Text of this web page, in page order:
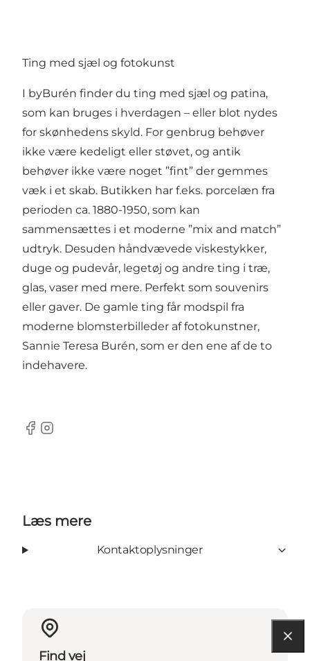
Ting med sjæl og fotokunst
I byBurén finder du ting med sjæl og patina,
som kan bruges i hverdagen – eller blot nydes
for skønhedens skyld. For genbrug behøver
ikke være kedeligt eller støvet, og antik
behøver ikke være noget ”fint” der gemmes
væk i et skab. Butikken har f.eks. porcelæn fra
perioden ca. 1880-1950, som kan
sammensættes i et moderne ”mix and match”
udtryk. Desuden håndvævede viskestykker,
duge og pudevår, legetøj og andre ting i træ,
glas, vaser med mere. Perfekt som souvenirs
eller gaver. De gamle ting får modspil fra
moderne blomsterbilleder af fotokunstner,
Sannie Teresa Burén, som er den ene af de to
indehavere.
Facebook
Instagram
Læs mere
Kontaktoplysninger
Find vej